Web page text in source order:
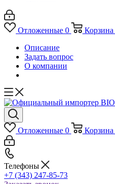
Отложенные 0 Корзина
Описание
Задать вопрос
О компании
Отложенные 0 Корзина
Телефоны
+7 (343) 247-85-73